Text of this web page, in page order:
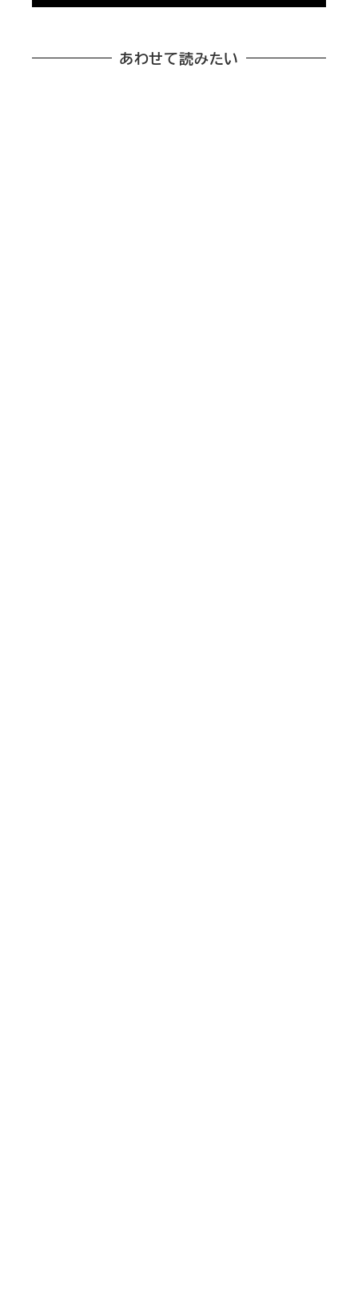
あわせて読みたい